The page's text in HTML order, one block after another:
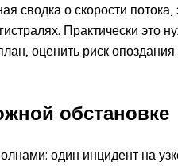
сводка о скорости
Практически это
оценить риск
обстановке
один инцидент на